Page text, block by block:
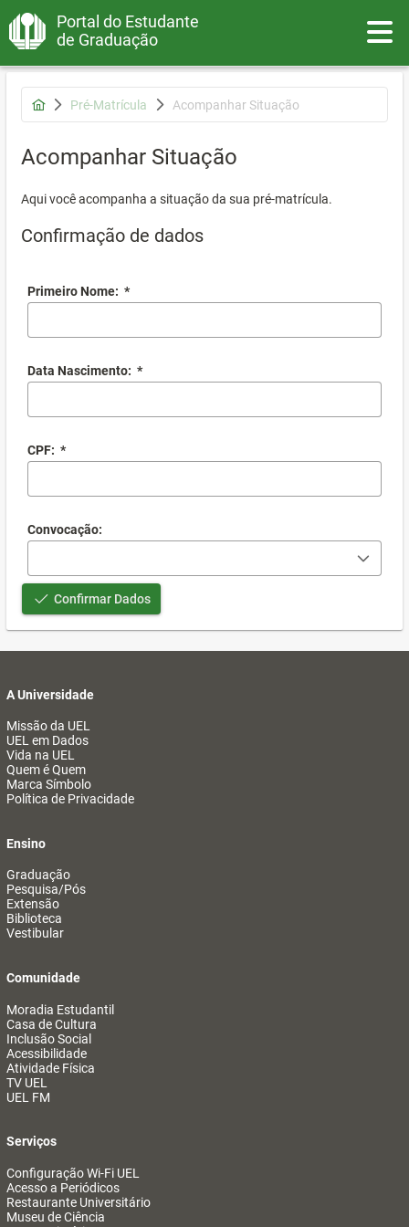
Portal do Estudante
de Graduação
Pré-Matrícula Acompanhar Situação
Acompanhar Situação
Aqui você acompanha a situação da sua pré-matrícula.
Confirmação de dados
Primeiro Nome: *
Data Nascimento: *
CPF: *
Convocação:
Confirmar Dados
A Universidade
Missão da UEL
UEL em Dados
Vida na UEL
Quem é Quem
Marca Símbolo
Política de Privacidade
Ensino
Graduação
Pesquisa/Pós
Extensão
Biblioteca
Vestibular
Comunidade
Moradia Estudantil
Casa de Cultura
Inclusão Social
Acessibilidade
Atividade Física
TV UEL
UEL FM
Serviços
Configuração Wi-Fi UEL
Acesso a Periódicos
Restaurante Universitário
Museu de Ciência